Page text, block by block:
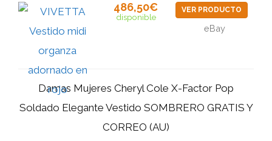
486,50€
disponible
VER PRODUCTO
eBay
Damas Mujeres Cheryl Cole X-Factor Pop
Soldado Elegante Vestido SOMBRERO GRATIS Y
CORREO (AU)